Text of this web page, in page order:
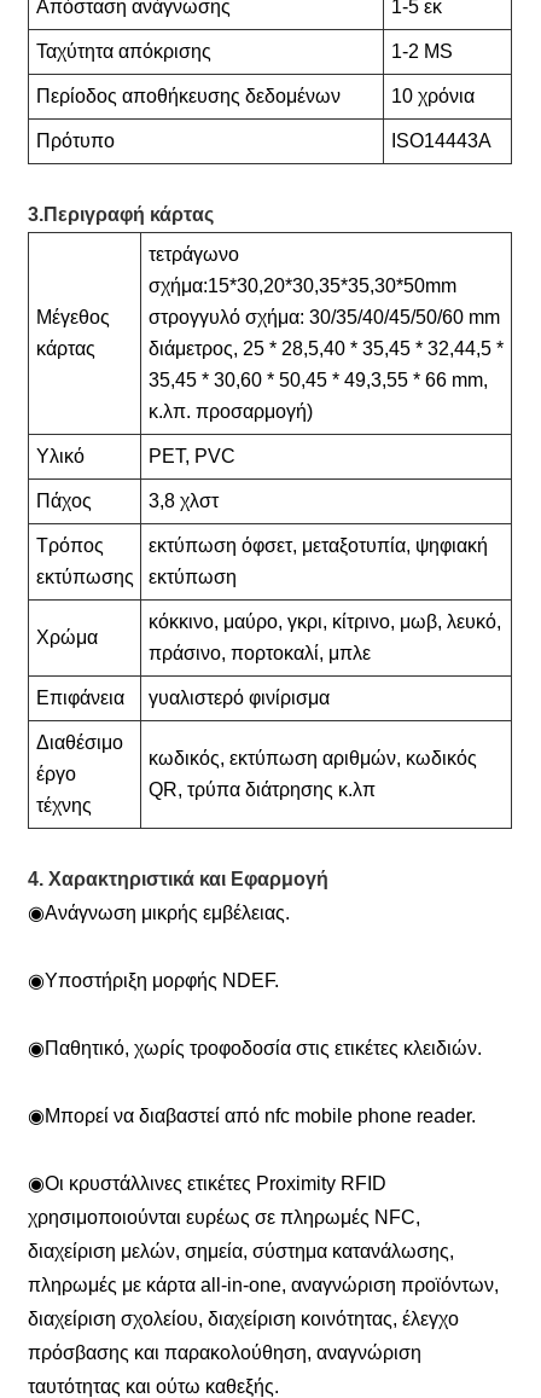
Απόσταση ανάγνωσης 1-5 εκ
Ταχύτητα απόκρισης 1-2 MS
Περίοδος αποθήκευσης δεδομένων 10 χρόνια
Πρότυπο ISO14443A
3.Περιγραφή κάρτας
Μέγεθος
κάρτας
τετράγωνο
σχήμα:15*30,20*30,35*35,30*50mm
στρογγυλό σχήμα: 30/35/40/45/50/60 mm
διάμετρος, 25 * 28,5,40 * 35,45 * 32,44,5 *
35,45 * 30,60 * 50,45 * 49,3,55 * 66 mm,
κ.λπ. προσαρμογή)
Υλικό PET, PVC
Πάχος 3,8 χλστ
Τρόπος
εκτύπωσης
εκτύπωση όφσετ, μεταξοτυπία, ψηφιακή
εκτύπωση
Χρώμα
κόκκινο, μαύρο, γκρι, κίτρινο, μωβ, λευκό,
πράσινο, πορτοκαλί, μπλε
Επιφάνεια γυαλιστερό φινίρισμα
Διαθέσιμο
έργο
τέχνης
κωδικός, εκτύπωση αριθμών, κωδικός
QR, τρύπα διάτρησης κ.λπ
4. Χαρακτηριστικά και Εφαρμογή
◉Ανάγνωση μικρής εμβέλειας.
◉Υποστήριξη μορφής NDEF.
◉Παθητικό, χωρίς τροφοδοσία στις ετικέτες κλειδιών.
◉Μπορεί να διαβαστεί από nfc mobile phone reader.
◉Οι κρυστάλλινες ετικέτες Proximity RFID
χρησιμοποιούνται ευρέως σε πληρωμές NFC,
διαχείριση μελών, σημεία, σύστημα κατανάλωσης,
πληρωμές με κάρτα all-in-one, αναγνώριση προϊόντων,
διαχείριση σχολείου, διαχείριση κοινότητας, έλεγχο
πρόσβασης και παρακολούθηση, αναγνώριση
ταυτότητας και ούτω καθεξής.